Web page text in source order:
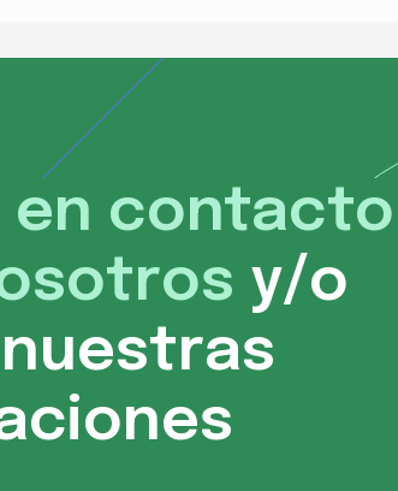
en contacto
y/o